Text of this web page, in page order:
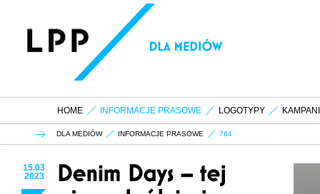
HOME INFORMACJE PRASOWE LOGOTYPY
DLA MEDIÓW INFORMACJE PRASOWE 764
15.03
2023